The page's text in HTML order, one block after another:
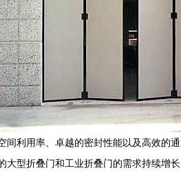
利用率、卓越的密封性能以及高效的
型折叠门和工业折叠门的需求持续增